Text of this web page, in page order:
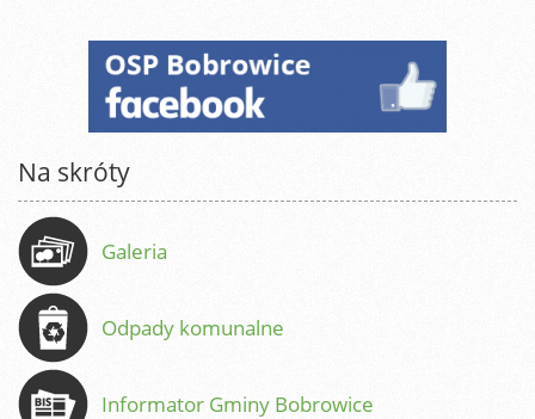
Na skróty
Galeria
Odpady komunalne
Informator Gminy Bobrowice